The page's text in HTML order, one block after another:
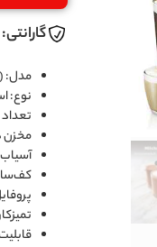
گارانتی: 24 ماهه شرکت نینجا سرویس
مدل:
نوع:
مخزن